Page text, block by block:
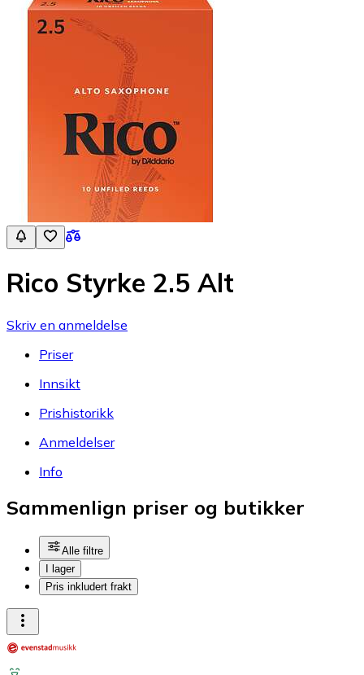
Rico Styrke 2.5 Alt
Skriv en anmeldelse
Priser
Innsikt
Prishistorikk
Anmeldelser
Info
Sammenlign priser og butikker
Alle filtre
I lager
Pris inkludert frakt